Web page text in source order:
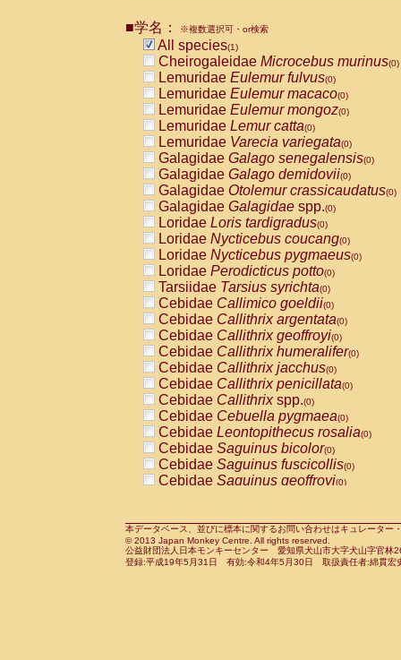
CebidaeCebus nigrivittatus
CebidaeCebus
CebidaeSaimiri boliviensis(0)
CebidaeSaimiri sciureus(0)
AtelidaeAlouatta caraya(0)
AtelidaeAlouatta fusca(0)
AtelidaeAlouatta seniculus
AtelidaeAlouattaspp.(0)
AtelidaeAteles belzebuth(0)
AtelidaeAteles geoffroyi(0)
AtelidaeAteles paniscus(0)
AtelidaeAtelesspp.(0)
Atelidae Lagothrix lagothricha
AtelidaeLagothrix lagothricha cana
PitheciidaeCacajao calvus
PitheciidaeCallicebus cupreus
PitheciidaeCallicebus donacophilus
PitheciidaeCallicebus moloch
PitheciidaeCallicebus torquatus
PitheciidaeCallicebusspp.(0)
PitheciidaeChiropotes satanas(0)
PitheciidaePithecia monachus
PitheciidaePithecia pithecia(0)
CercopithecidaeCercocebus agilis
CercopithecidaeCercocebus
CercopithecidaeCercocebus
CercopithecidaeCercocebus
CercopithecidaeCercocebus
CercopithecidaeCercocebushybrid
CercopithecidaePapio anubis(0)
CercopithecidaePapio cynocephalus
CercopithecidaePapio hamadryas(0)
■学名： ※複数選択可・or検索
All species(1)
Cheirogaleidae Microcebus murinus(0)
Lemuridae Eulemur fulvus(0)
Lemuridae Eulemur macaco(0)
Lemuridae Eulemur mongoz(0)
Lemuridae Lemur catta(0)
Lemuridae Varecia variegata(0)
Galagidae Galago senegalensis(0)
Galagidae Galago demidovii(0)
Galagidae Otolemur crassicaudatus(0)
Galagidae Galagidae spp.(0)
Loridae Loris tardigradus(0)
Loridae Nycticebus coucang(0)
Loridae Nycticebus pygmaeus(0)
Loridae Perodicticus potto(0)
Tarsiidae Tarsius syrichta(0)
Cebidae Callimico goeldii(0)
Cebidae Callithrix argentata(0)
Cebidae Callithrix geoffroyi(0)
Cebidae Callithrix humeralifer(0)
Cebidae Callithrix jacchus(0)
Cebidae Callithrix penicillata(0)
Cebidae Callithrixspp.(0)
Cebidae Cebuella pygmaea(0)
Cebidae Leontopithecus rosalia(0)
Cebidae Saguinus bicolor(0)
Cebidae Saguinus fuscicollis(0)
Cebidae Saguinus geoffroyi(0)
CebidaeSaguinus leucopus(0)
CebidaeSaguinus midas(0)
Cebidae Saguinus mystax(0)
本データベース、並びに標本に関するお問い合わせはキュレータ
© 2013 Japan Monkey Centre. All rights reserved.
公益財団法人日本モンキーセンター 愛知県犬山市大字犬山字官
登録:平成19年5月31日 有効:令和4年5月30日 取扱責任者:綿貫宏